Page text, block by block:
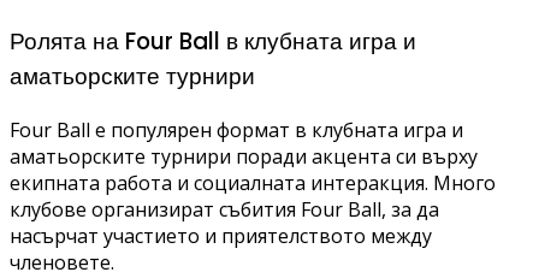
Ролята на Four Ball в клубната игра и
аматьорските турнири
Four Ball е популярен формат в клубната игра и
аматьорските турнири поради акцента си върху
екипната работа и социалната интеракция. Много
клубове организират събития Four Ball, за да
насърчат участието и приятелството между
членовете.